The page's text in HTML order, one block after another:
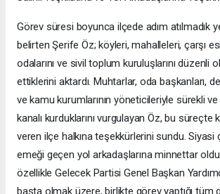
Görev süresi boyunca ilçede adım atılmadık
belirten Şerife Öz; köyleri, mahalleleri, çarşı
odalarını ve sivil toplum kuruluşlarını düzenli
ettiklerini aktardı. Muhtarlar, oda başkanları,
ve kamu kurumlarının yöneticileriyle sürekli ve
kanalı kurduklarını vurgulayan Öz, bu
veren ilçe halkına teşekkürlerini sundu. Siyasi
emeği geçen yol arkadaşlarına minnettar
özellikle Gelecek Partisi Genel Başkan
başta olmak üzere, birlikte görev yaptığı tüm